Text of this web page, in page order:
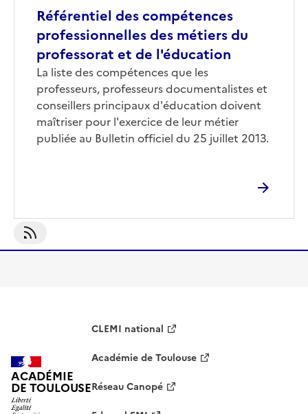
Référentiel des compétences
professionnelles des métiers du
professorat et de l'éducation
Corps
La liste des compétences que les
professeurs, professeurs documentalistes et
conseillers principaux d'éducation doivent
maîtriser pour l'exercice de leur métier
publiée au Bulletin officiel du 25 juillet 2013.
S'abonner À Référentiels Education
ACADÉMIE
DE TOULOUSE
CLEMI national
Académie de Toulouse
Réseau Canopé